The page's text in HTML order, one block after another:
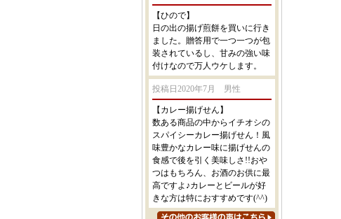
【ひので】
日の出の揚げ煎餅を買いに行き
ました。贈答用で一つ一つが包
装されているし、甘みの強い味
付けなので万人ウケします。
投稿日2020年7月 男性
【カレー揚げせん】
数ある商品の中からイチオシの
スパイシーカレー揚げせん！風
味豊かなカレー味に揚げせんの
食感で後を引く美味しさ!!おや
つはもちろん、お酒のお供に最
高ですよ♪カレーとビールが好
きな方は特におすすめです(^^)